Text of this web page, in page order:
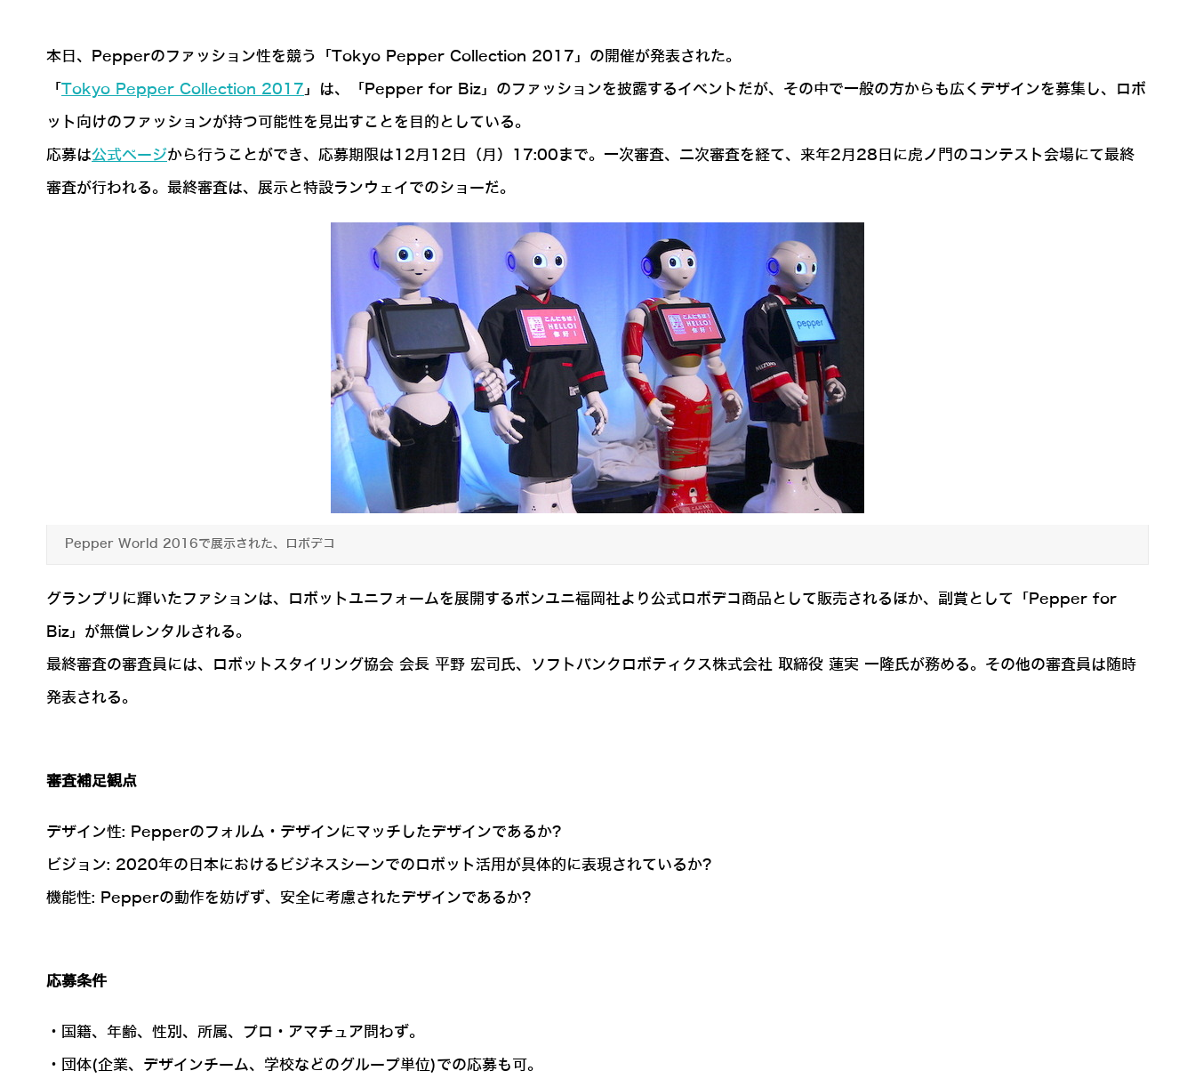
本日、Pepperのファッション性を競う「Tokyo Pepper Collection 2017」の開催が発表された。
「 Tokyo Pepper Collection 2017 」は、「Pepper for Biz」のファッションを披露するイベントだが、その中で一般の方からも広くデザインを募集し、ロボ
ット向けのファッションが持つ可能性を見出すことを目的としている。
応募は公式ページから行うことができ、応募期限は12月12日（月）17:00まで。一次審査、二次審査を経て、来年2月28日に虎ノ門のコンテスト会場にて最終
審査が行われる。最終審査は、展示と特設ランウェイでのショーだ。
Pepper World 2016で展示された、ロボデコ
グランプリに輝いたファションは、ロボットユニフォームを展開するボンユニ福岡社より公式ロボデコ商品として販売されるほか、副賞として「Pepper for
Biz」が無償レンタルされる。
最終審査の審査員には、ロボットスタイリング協会 会長 平野 宏司氏、ソフトバンクロボティクス株式会社 取締役 蓮実 一隆氏が務める。その他の審査員は随時
発表される。
審査補足観点
デザイン性: Pepperのフォルム・デザインにマッチしたデザインであるか?
ビジョン: 2020年の日本におけるビジネスシーンでのロボット活用が具体的に表現されているか?
機能性: Pepperの動作を妨げず、安全に考慮されたデザインであるか?
応募条件
・国籍、年齢、性別、所属、プロ・アマチュア問わず。
・団体(企業、デザインチーム、学校などのグループ単位)での応募も可。